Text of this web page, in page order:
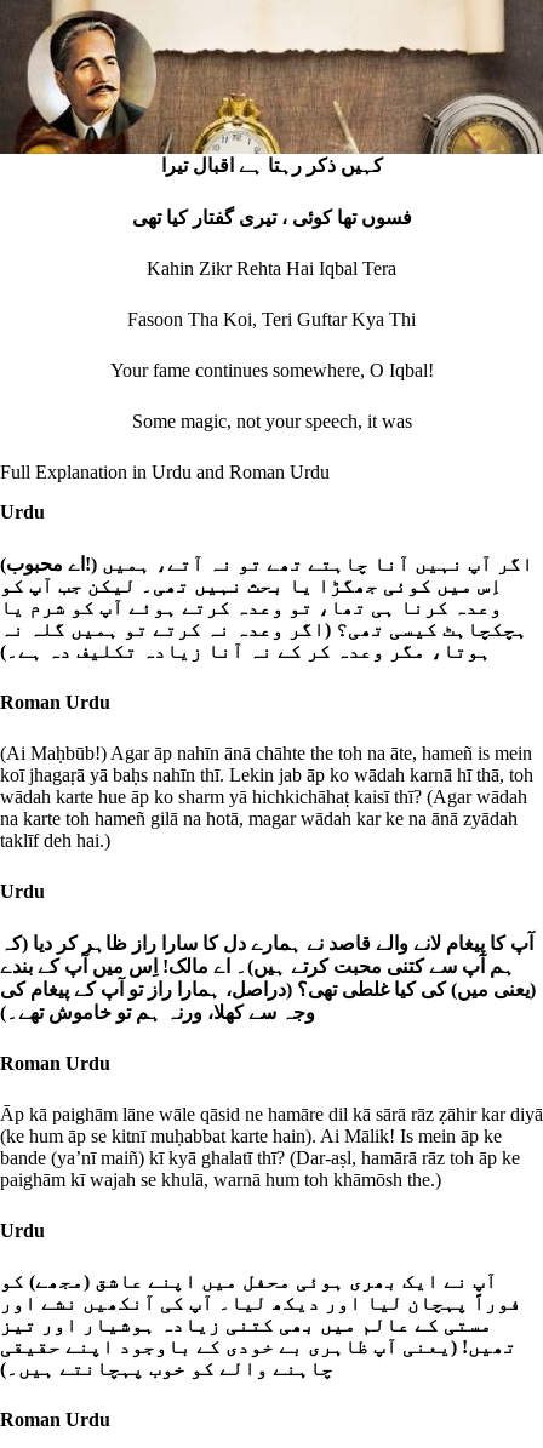
کہيں ذکر رہتا ہے اقبال تيرا
فسوں تھا کوئی ، تيری گفتار کيا تھی
Kahin Zikr Rehta Hai Iqbal Tera
Fasoon Tha Koi, Teri Guftar Kya Thi
Your fame continues somewhere, O Iqbal!
Some magic, not your speech, it was
Full Explanation in Urdu and Roman Urdu
Urdu
(اے محبوب!) اگر آپ نہیں آنا چاہتے تھے تو نہ آتے، ہمیں
اِس میں کوئی جھگڑا یا بحث نہیں تھی۔ لیکن جب آپ کو
وعدہ کرنا ہی تھا، تو وعدہ کرتے ہوئے آپ کو شرم یا
ہچکچاہٹ کیسی تھی؟ (اگر وعدہ نہ کرتے تو ہمیں گلہ نہ
ہوتا، مگر وعدہ کر کے نہ آنا زیادہ تکلیف دہ ہے۔)
Roman Urdu
(Ai Maḥbūb!) Agar āp nahīn ānā chāhte the toh na āte, hameñ is mein
koī jhagaṛā yā baḥs nahīn thī. Lekin jab āp ko wādah karnā hī thā, toh
wādah karte hue āp ko sharm yā hichkichāhaṭ kaisī thī? (Agar wādah
na karte toh hameñ gilā na hotā, magar wādah kar ke na ānā zyādah
taklīf deh hai.)
Urdu
آپ کا پیغام لانے والے قاصد نے ہمارے دل کا سارا راز ظاہر کر دیا (کہ
ہم آپ سے کتنی محبت کرتے ہیں)۔ اے مالک! اِس میں آپ کے بندے
(یعنی میں) کی کیا غلطی تھی؟ (دراصل، ہمارا راز تو آپ کے پیغام کی
وجہ سے کھلا، ورنہ ہم تو خاموش تھے۔)
Roman Urdu
Āp kā paighām lāne wāle qāsid ne hamāre dil kā sārā rāz ẓāhir kar diyā
(ke hum āp se kitnī muḥabbat karte hain). Ai Mālik! Is mein āp ke
bande (ya’nī maiñ) kī kyā ghalatī thī? (Dar-aṣl, hamārā rāz toh āp ke
paighām kī wajah se khulā, warnā hum toh khāmōsh the.)
Urdu
آپ نے ایک بھری ہوئی محفل میں اپنے عاشق (مجھے) کو
فوراً پہچان لیا اور دیکھ لیا۔ آپ کی آنکھیں نشے اور
مستی کے عالم میں بھی کتنی زیادہ ہوشیار اور تیز
تھیں! (یعنی آپ ظاہری بے خودی کے باوجود اپنے حقیقی
چاہنے والے کو خوب پہچانتے ہیں۔)
Roman Urdu